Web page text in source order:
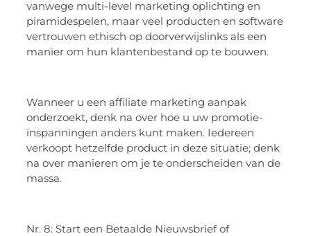
vanwege multi-level marketing oplichting en
piramidespelen, maar veel producten en software
vertrouwen ethisch op doorverwijslinks als een
manier om hun klantenbestand op te bouwen.
Wanneer u een affiliate marketing aanpak
onderzoekt, denk na over hoe u uw promotie-
inspanningen anders kunt maken. Iedereen
verkoopt hetzelfde product in deze situatie; denk
na over manieren om je te onderscheiden van de
massa.
Nr. 8: Start een Betaalde Nieuwsbrief of